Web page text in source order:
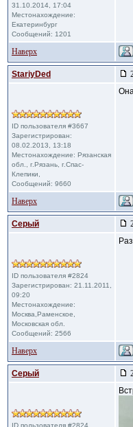
31.10.2014, 17:04
Местонахождение:
Екатеринбург
Сообщений: 1201
Наверх
StariyDed
ID пользователя #3667
Зарегистрирован:
08.02.2013, 13:18
Местонахождение: Рязанская
обл., г.Рязань, г.Спас-
Клепики,
Сообщений: 9660
Наверх
Cерый
ID пользователя #2824
Зарегистрирован: 21.11.2011,
09:20
Местонахождение:
Москва,Раменское,
Московская обл.
Сообщений: 2566
Наверх
Cерый
ID пользователя #2824